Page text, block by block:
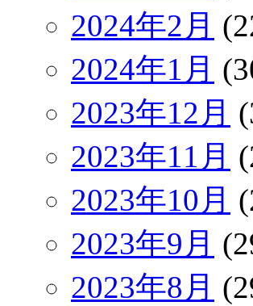
2024年2月
2024年1月
2023年12月
2023年11月
2023年10月
2023年9月
2023年8月